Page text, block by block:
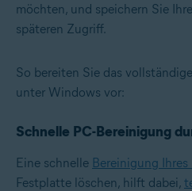
möchten, und speichern Sie
späteren Zugriff.
So bereiten Sie das
unter Windows vor:
Schnelle PC-Bereinigung
Eine schnelle Bereinigung Ihres
Festplatte löschen, hilft dabei,